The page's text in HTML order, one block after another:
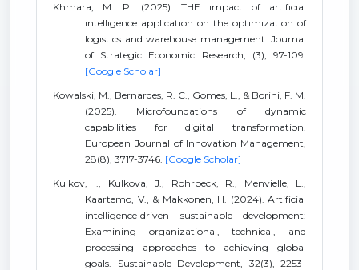
Khmara, M. P. (2025). THE ımpact of artıfıcıal
ıntellıgence applıcatıon on the optımızatıon of
logıstıcs and warehouse management. Journal
of Strategic Economic Research, (3), 97-109.
[Google Scholar]
Kowalski, M., Bernardes, R. C., Gomes, L., & Borini, F. M.
(2025). Microfoundations of dynamic
capabilities for digital transformation.
European Journal of Innovation Management,
28(8), 3717-3746. [Google Scholar]
Kulkov, I., Kulkova, J., Rohrbeck, R., Menvielle, L.,
Kaartemo, V., & Makkonen, H. (2024). Artificial
intelligence‐driven sustainable development:
Examining organizational, technical, and
processing approaches to achieving global
goals. Sustainable Development, 32(3), 2253-